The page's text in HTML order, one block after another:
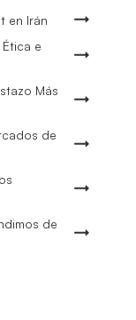
en Irán
e
Más
de
de